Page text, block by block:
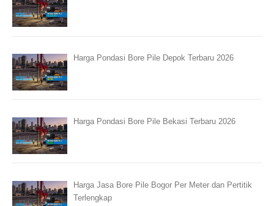
Harga Pondasi Bore Pile Depok Terbaru 2026
Harga Pondasi Bore Pile Bekasi Terbaru 2026
Harga Jasa Bore Pile Bogor Per Meter dan Pertitik
Terlengkap